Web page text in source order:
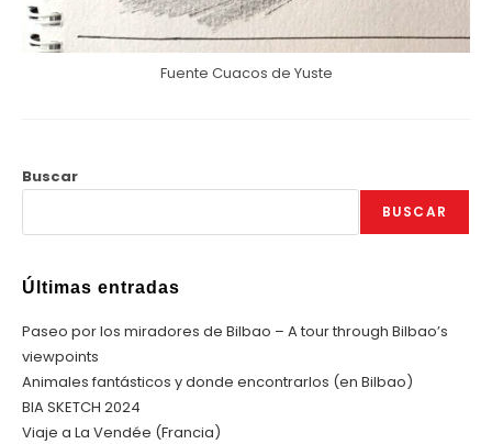
Fuente Cuacos de Yuste
Buscar
BUSCAR
Últimas entradas
Paseo por los miradores de Bilbao – A tour through Bilbao’s
viewpoints
Animales fantásticos y donde encontrarlos (en Bilbao)
BIA SKETCH 2024
Viaje a La Vendée (Francia)